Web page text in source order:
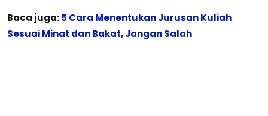
Baca juga:5 Cara Menentukan Jurusan Kuliah
Sesuai Minat dan Bakat, Jangan Salah